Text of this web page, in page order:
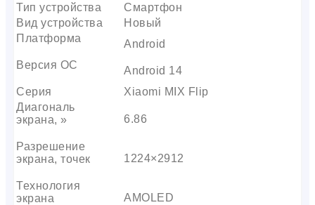
Тип устройства
Смартфон
Вид устройства
Новый
Платформа
Android
Версия ОС
Android 14
Серия
Xiaomi MIX Flip
Диагональ
экрана, »
6.86
Разрешение
экрана, точек
1224×2912
Технология
экрана
AMOLED